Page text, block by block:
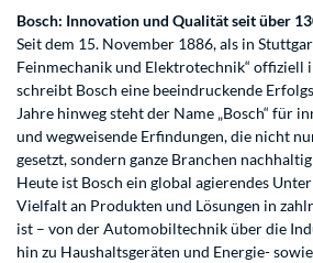
Bosch: Innovation und Qualität seit über
Seit dem 15. November 1886, als in
Feinmechanik und Elektrotechnik“ offiziell
schreibt Bosch eine beeindruckende
Jahre hinweg steht der Name „Bosch“ für
und wegweisende Erfindungen, die nicht
gesetzt, sondern ganze Branchen
Heute ist Bosch ein global agierendes
Vielfalt an Produkten und Lösungen in
ist – von der Automobiltechnik über die
hin zu Haushaltsgeräten und Energie-